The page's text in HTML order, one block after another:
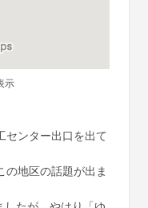
示
センター出口を出て
の地区の話題が出ま